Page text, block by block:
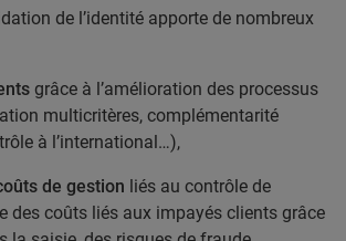
de l’identité apporte de nombreux
grâce à l’amélioration des processus
multicritères, complémentarité
à l’international…),
de gestion liés au contrôle de
des coûts liés aux impayés clients grâce